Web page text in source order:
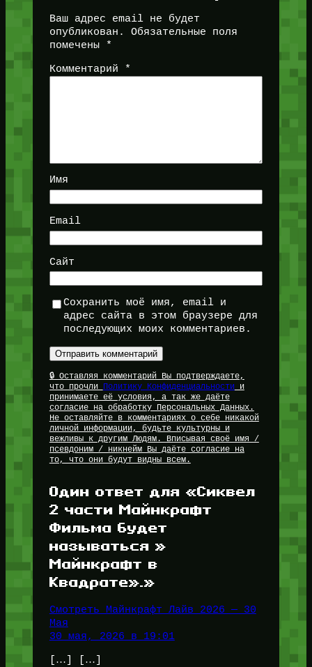
Ваш адрес email не будет
опубликован.
Обязательные поля
помечены
*
Комментарий *
Имя
Email
Сайт
Сохранить моё имя, email и
адрес сайта в этом браузере для
последующих моих комментариев.
🔒 Оставляя комментарий Вы подтверждаете,
что прочли Политику Конфиденциальностии
принимаете её условия, а так же даёте
согласие на обработку Персональных Данных.
Не оставляйте в комментариях о себе никакой
личной информации, будьте культурны и
вежливы к другим Людям. Вписывая своё имя /
псевдоним / никнейм Вы даёте согласие на
то, что они будут видны всем.
Один ответ для «Сиквел
2 части Майнкрафт
Фильма будет
называться »
Майнкрафт в
Квадрате».»
Смотреть Майнкрафт Лайв 2026 — 30
Мая
30 мая, 2026 в 19:01
[…] […]